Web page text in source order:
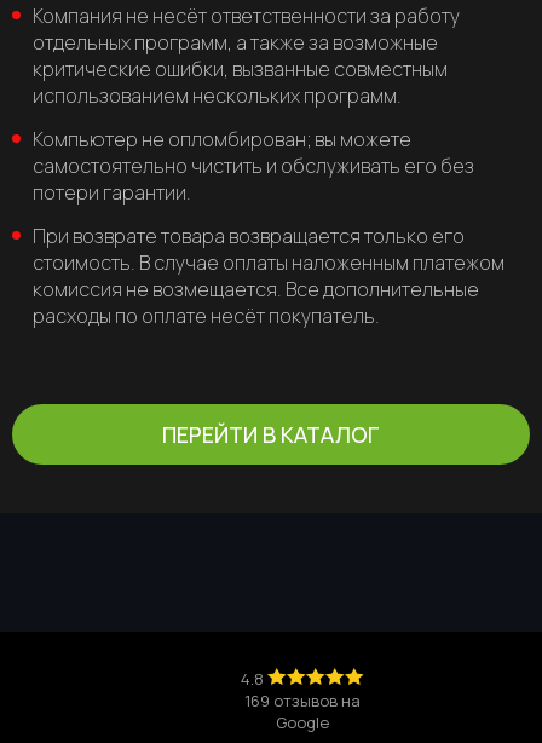
Компания не несёт ответственности за работу
отдельных программ, а также за возможные
критические ошибки, вызванные совместным
использованием нескольких программ.
Компьютер не опломбирован; вы можете
самостоятельно чистить и обслуживать его без
потери гарантии.
При возврате товара возвращается только его
стоимость. В случае оплаты наложенным платежом
комиссия не возмещается. Все дополнительные
расходы по оплате несёт покупатель.
ПЕРЕЙТИ В КАТАЛОГ
4.8
169 отзывов на
Google